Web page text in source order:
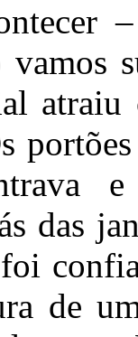
atraiu
e
das
de